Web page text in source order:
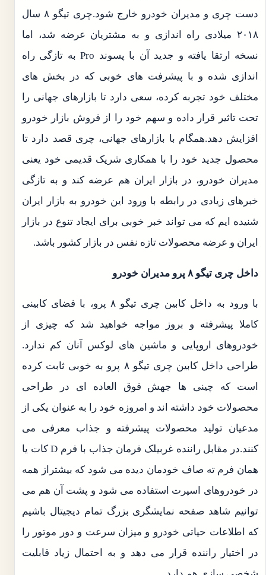
دست چری و مدیران خودرو خارج شود.چری تیگو ۸ سال
۲۰۱۸ میلادی راه اندازی و به مشتریان عرضه شد، اما
نسخه ارتقا یافته و جدید آن با پسوند Pro به تازگی راه
اندازی شده و با پیشرفت های خوبی که در بخش های
مختلف خود تجربه کرده، سعی دارد تا بازارهای جهانی را
تحت تاثیر قرار داده و سهم خود را از فروش بازار خودرو
افزایش دهد.همگام با بازارهای جهانی، چری قصد دارد تا
محصول جدید خود را با همکاری شریک قدیمی خود یعنی
مدیران خودرو، در بازار ایران هم عرضه کند و به تازگی
خبرهای زیادی در رابطه با ورود این خودرو به بازار ایران
شنیده ایم که می تواند خبر خوبی برای ایجاد تنوع در بازار
ایران و عرضه محصولات تازه نفس در بازار کشور باشد.
داخل چری تیگو ۸ پرو مدیران خودرو
با ورود به داخل کابین چری تیگو ۸ پرو، با فضای کابینی
کاملا پیشرفته و بروز مواجه خواهید شد که چیزی از
خودروهای اروپایی و ماشین های لوکس آنان کم ندارد.
طراحی داخل کابین چری تیگو ۸ پرو به خوبی ثابت کرده
است که چینی ها جهش فوق العاده ای در طراحی
محصولات خود داشته اند و امروزه خود را به عنوان یکی از
مدعیان تولید محصولات پیشرفته و جذاب معرفی می
کنند.در مقابل راننده غربیلک فرمان جذاب با فرم D کات یا
همان فرم ته صاف خودمان دیده می شود که بیشتراز همه
در خودروهای اسپرت استفاده می شود و پشت آن هم می
توانیم شاهد صفحه نمایشگری بزرگ تمام دیجیتال باشیم
که اطلاعات حیاتی خودرو و میزان سرعت و دور موتور را
در اختیار راننده قرار می دهد و به احتمال زیاد قابلیت